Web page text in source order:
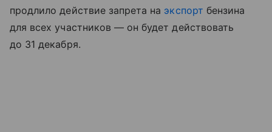
продлило действие запрета на экспорт бензина
для всех участников — он будет действовать
до 31 декабря.